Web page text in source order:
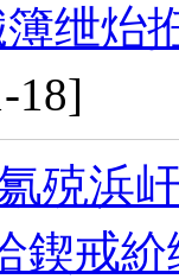
绁炲
18]
殑浜
鍥戒